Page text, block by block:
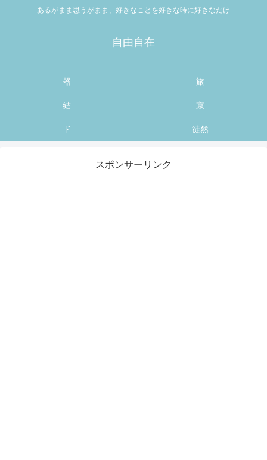
あるがまま思うがまま、好きなことを好きな時に好きなだけ
自由自在
器 旅
結 京
ド 徒然
スポンサーリンク